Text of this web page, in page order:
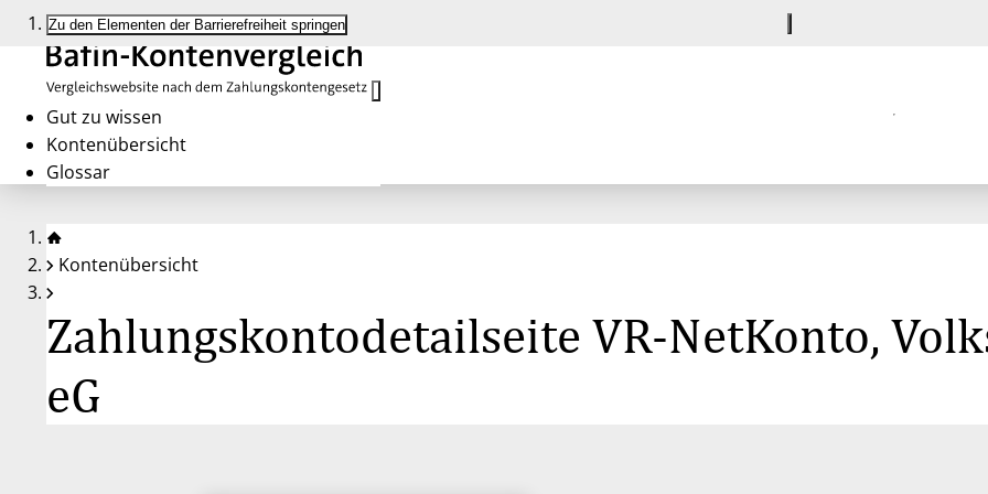
Zu den Elementen der Barrierefreiheit springen
Gut zu wissen
Kontenübersicht
Glossar
Kontenübersicht
Zahlungskontodetailseite VR-NetKonto,
eG